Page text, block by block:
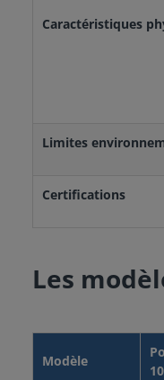
Caractéristiques
Limites
Certifications
Les
Modèle